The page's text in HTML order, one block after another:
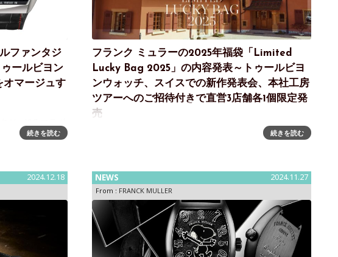
ファンタジ
ールビヨン
オマージュす
XVI」シリーズ
続きを読む
フランク ミュラーの2025年福袋「Limited
Lucky Bag 2025」の内容発表～トゥールビヨ
ンウォッチ、スイスでの新作発表会、本社工房
ツアーへのご招待付きで直営3店舗各1個限定発
売
フランク ミュラーが新年を祝う福袋「Limited Lucky
へのご招待付き新年を華やかに彩る、特別な福袋
「Limited Luc
続きを読む
2024.12.18 NEWS 2024.11.27
From : FRANCK MULLER